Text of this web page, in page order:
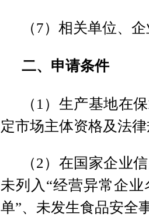
（7）相关单位、
二、申请条件
（1）生产基地在
定市场主体资格及法
（2）在国家企业
未列入“经营异常企
单”、未发生食品安全